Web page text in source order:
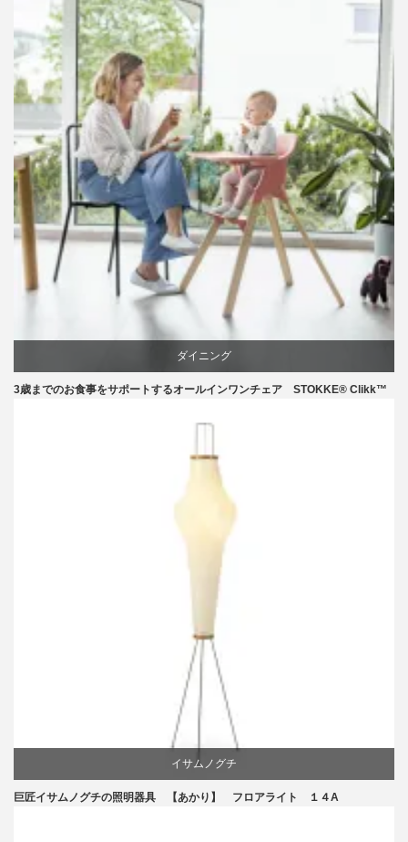
ダイニング
3歳までのお食事をサポートするオールインワンチェア STOKKE® Clikk™
イサムノグチ
巨匠イサムノグチの照明器具 【あかり】 フロアライト １４A